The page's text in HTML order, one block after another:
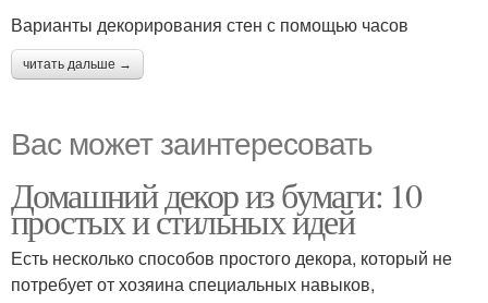
Варианты декорирования стен с помощью часов
читать дальше →
Вас может заинтересовать
Домашний декор из бумаги: 10
простых и стильных идей
Есть несколько способов простого декора, который не
потребует от хозяина специальных навыков,